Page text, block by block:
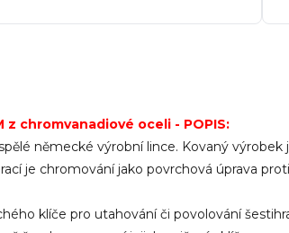
chromvanadiové oceli - POPIS:
německé výrobní lince. Kovaný
je chromování jako povrchová úprava
klíče pro utahování či povolování